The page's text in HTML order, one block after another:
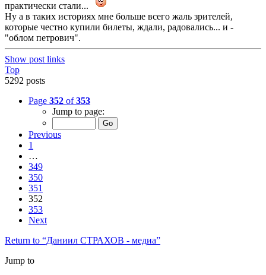
практически стали...
Ну а в таких историях мне больше всего жаль зрителей,
которые честно купили билеты, ждали, радовались... и -
"облом петрович".
Show post links
Top
5292 posts
Page 352 of353
Jump to page:
Previous
1
…
349
350
351
352
353
Next
Return to “Даниил СТРАХОВ - медиа”
Jump to